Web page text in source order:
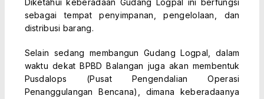
Diketahui keberadaan Gudang Logpal ini berfungsi
sebagai tempat penyimpanan, pengelolaan, dan
distribusi barang.
Selain sedang membangun Gudang Logpal, dalam
waktu dekat BPBD Balangan juga akan membentuk
Pusdalops (Pusat Pengendalian Operasi
Penanggulangan Bencana), dimana keberadaanya